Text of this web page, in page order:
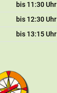
bis 11:30 Uhr
bis 12:30 Uhr
bis 13:15 Uhr